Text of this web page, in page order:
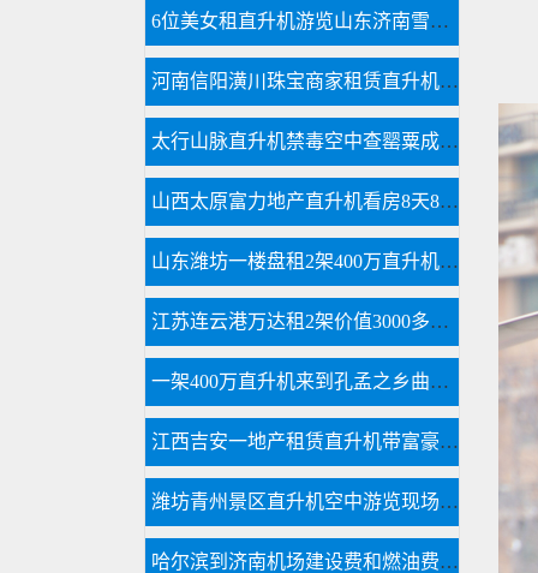
6位美女租直升机游览山东济南雪野湖
河南信阳潢川珠宝商家租赁直升机节日庆典
太行山脉直升机禁毒空中查罂粟成新手段
山西太原富力地产直升机看房8天8个楼盘
山东潍坊一楼盘租2架400万直升机空中看房
江苏连云港万达租2架价值3000多万直升机看房
一架400万直升机来到孔孟之乡曲阜航空科普
江西吉安一地产租赁直升机带富豪空中看别墅
潍坊青州景区直升机空中游览现场人山人海
哈尔滨到济南机场建设费和燃油费多少钱